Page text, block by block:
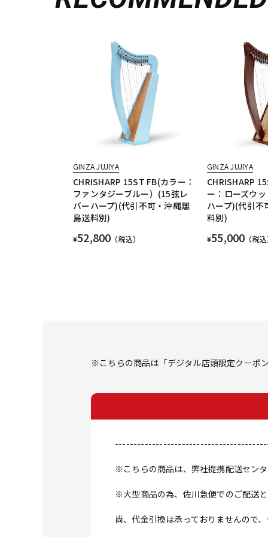
GINZA JUJIYA
CHRISHARP 15ST FB(カラー：
ファンタジーブルー）(15弦レ
バーハープ)(代引不可・沖縄離
島送料別)
¥52,800 （税込）
GINZA JUJIYA
CHRISHARP
ー：ローズウ
ハープ)(代引不
料別)
¥55,000 （税込
※こちらの商品は「デジタル店頭限定クーポ
※こちらの商品は、弊社提携配送セン
※大型商品の為、佐川急便でのご配送と
尚、代金引換は承っておりませんので